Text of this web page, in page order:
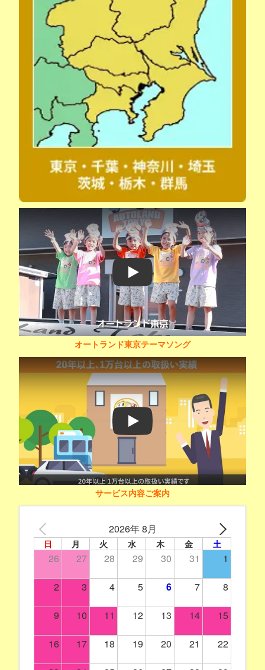
Play
オートランド東京テーマソング
Play
サービス内容ご案内
2026年 8月
日 月 火 水 木 金 土
26 27 28 29 30 31 1
2 3 4 5 6 7 8
9 10 11 12 13 14 15
16 17 18 19 20 21 22